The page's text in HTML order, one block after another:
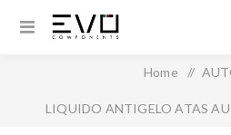
Home /
LIQUIDO ANTIGELO ATAS